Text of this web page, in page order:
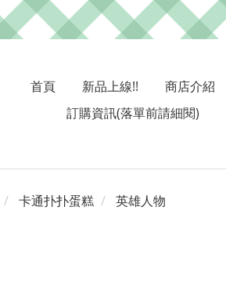
首頁 新品上線!! 商店介紹
訂購資訊(落單前請細閱)
卡通扑扑蛋糕 英雄人物